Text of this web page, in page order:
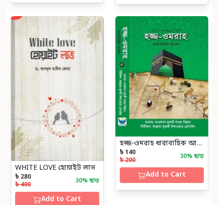
WHITE LOVE হোয়াইট লাভ
৳ 280
৳ 400
30% ছাড়
Add to Cart
হজ্জ-ওমরাহ ধারাবাহিক আমল
৳ 140
৳ 200
30% ছাড়
Add to Cart